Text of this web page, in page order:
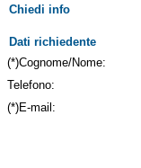
Chiedi info
Dati richiedente
(*)Cognome/Nome:
Telefono:
(*)E-mail: